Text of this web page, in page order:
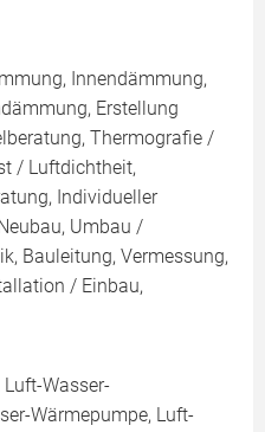
Innendämmung,
Erstellung
Thermografie /
/ Luftdichtheit,
Individueller
Umbau /
Bauleitung, Vermessung,
/ Einbau,
Wasser-
Wärmepumpe, Luft-